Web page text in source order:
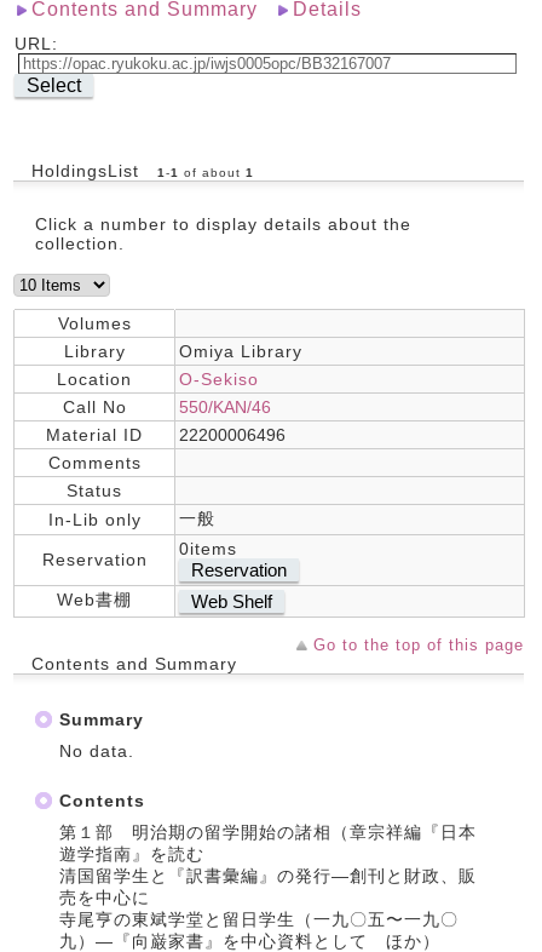
Contents and Summary Details
URL:
Select
HoldingsList 1 -1 of about 1
Click a number to display details about the
collection.
Volumes
Library
Omiya Library
Location
O-Sekiso
Call No
550/KAN/46
Material ID
22200006496
Comments
Status
In-Lib only
一般
Reservation
0items
Reservation
Web書棚 Web Shelf
Go to the top of this page
Contents and Summary
Summary
No data.
Contents
第１部 明治期の留学開始の諸相（章宗祥編『日本
遊学指南』を読む
清国留学生と『訳書彙編』の発行―創刊と財政、販
売を中心に
寺尾亨の東斌学堂と留日学生（一九〇五〜一九〇
九）―『向巌家書』を中心資料として ほか）